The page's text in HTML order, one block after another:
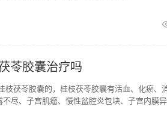
苓胶囊治疗吗
枝茯苓胶囊的，桂枝茯苓胶囊有活血、化瘀、
尽、子宫肌瘤、慢性盆腔炎包块、子宫内膜